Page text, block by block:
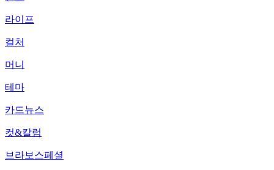
라이프
컬처
머니
테마
카드뉴스
컷&칼럼
브라보스페셜